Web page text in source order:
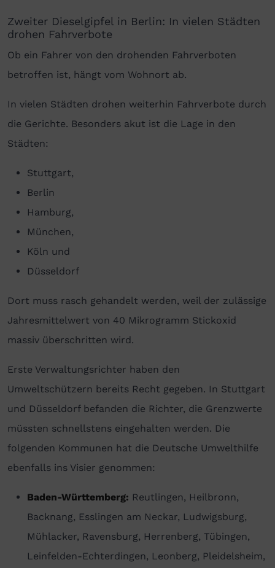
Zweiter Dieselgipfel in Berlin: In vielen Städten
drohen Fahrverbote
Ob ein Fahrer von den drohenden Fahrverboten
betroffen ist, hängt vom Wohnort ab.
In vielen Städten drohen weiterhin Fahrverbote durch
die Gerichte. Besonders akut ist die Lage in den
Städten:
Stuttgart,
Berlin
Hamburg,
München,
Köln und
Düsseldorf
Dort muss rasch gehandelt werden, weil der zulässige
Jahresmittelwert von 40 Mikrogramm Stickoxid
massiv überschritten wird.
Erste Verwaltungsrichter haben den
Umweltschützern bereits Recht gegeben. In Stuttgart
und Düsseldorf befanden die Richter, die Grenzwerte
müssten schnellstens eingehalten werden. Die
folgenden Kommunen hat die Deutsche Umwelthilfe
ebenfalls ins Visier genommen:
Baden-Württemberg: Reutlingen, Heilbronn,
Backnang, Esslingen am Neckar, Ludwigsburg,
Mühlacker, Ravensburg, Herrenberg, Tübingen,
Leinfelden-Echterdingen, Leonberg, Pleidelsheim,